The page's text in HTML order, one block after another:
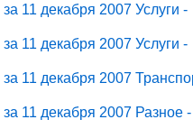
11 декабря 2007 Услуги -
11 декабря 2007 Услуги -
11 декабря 2007
11 декабря 2007 Разное -